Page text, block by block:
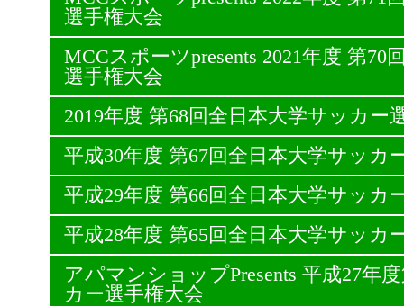
選手権大会
MCCスポーツpresents 2021年度 第70
選手権大会
2019年度 第68回全日本大学サッカー
平成30年度 第67回全日本大学サッカ
平成29年度 第66回全日本大学サッカ
平成28年度 第65回全日本大学サッカ
アパマンショップPresents 平成27年
カー選手権大会